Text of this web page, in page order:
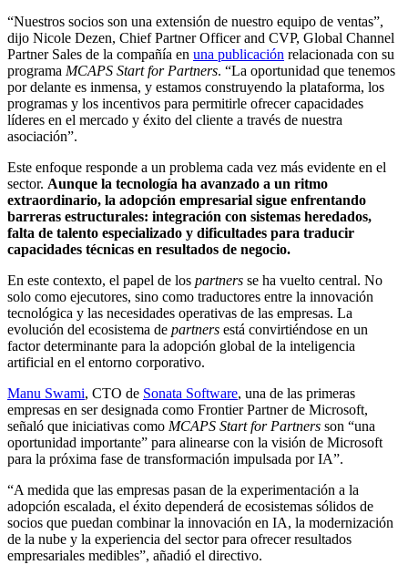
“Nuestros socios son una extensión de nuestro equipo de ventas”,
dijo Nicole Dezen, Chief Partner Officer and CVP, Global Channel
Partner Sales de la compañía en una publicación relacionada con su
programa MCAPS Start for Partners. “La oportunidad que tenemos
por delante es inmensa, y estamos construyendo la plataforma, los
programas y los incentivos para permitirle ofrecer capacidades
líderes en el mercado y éxito del cliente a través de nuestra
asociación”.
Este enfoque responde a un problema cada vez más evidente en el
sector. Aunque la tecnología ha avanzado a un ritmo
extraordinario, la adopción empresarial sigue enfrentando
barreras estructurales: integración con sistemas heredados,
falta de talento especializado y dificultades para traducir
capacidades técnicas en resultados de negocio.
En este contexto, el papel de los partners se ha vuelto central. No
solo como ejecutores, sino como traductores entre la innovación
tecnológica y las necesidades operativas de las empresas. La
evolución del ecosistema de partners está convirtiéndose en un
factor determinante para la adopción global de la inteligencia
artificial en el entorno corporativo.
Manu Swami, CTO de Sonata Software, una de las primeras
empresas en ser designada como Frontier Partner de Microsoft,
señaló que iniciativas como MCAPS Start for Partners son “una
oportunidad importante” para alinearse con la visión de Microsoft
para la próxima fase de transformación impulsada por IA”.
“A medida que las empresas pasan de la experimentación a la
adopción escalada, el éxito dependerá de ecosistemas sólidos de
socios que puedan combinar la innovación en IA, la modernización
de la nube y la experiencia del sector para ofrecer resultados
empresariales medibles”, añadió el directivo.